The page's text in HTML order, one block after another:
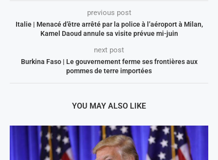
previous post
Italie | Menacé d’être arrêté par la police à l’aéroport à Milan,
Kamel Daoud annule sa visite prévue mi-juin
next post
Burkina Faso | Le gouvernement ferme ses frontières aux
pommes de terre importées
YOU MAY ALSO LIKE